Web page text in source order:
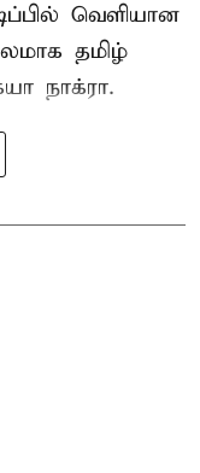
வெளியான
தமிழ்
நாக்ரா.